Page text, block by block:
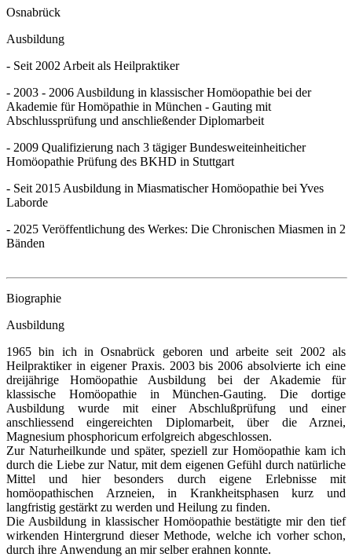
Osnabrück
Ausbildung
- Seit 2002 Arbeit als Heilpraktiker
- 2003 - 2006 Ausbildung in klassischer Homöopathie bei der
Akademie für Homöpathie in München - Gauting mit
Abschlussprüfung und anschließender Diplomarbeit
- 2009 Qualifizierung nach 3 tägiger Bundesweiteinheiticher
Homöopathie Prüfung des BKHD in Stuttgart
- Seit 2015 Ausbildung in Miasmatischer Homöopathie bei Yves
Laborde
- 2025 Veröffentlichung des Werkes: Die Chronischen Miasmen in 2
Bänden
Biographie
Ausbildung
1965 bin ich in Osnabrück geboren und arbeite seit 2002 als
Heilpraktiker in eigener Praxis. 2003 bis 2006 absolvierte ich eine
dreijährige Homöopathie Ausbildung bei der Akademie für
klassische Homöopathie in München-Gauting. Die dortige
Ausbildung wurde mit einer Abschlußprüfung und einer
anschliessend eingereichten Diplomarbeit, über die Arznei,
Magnesium phosphoricum erfolgreich abgeschlossen.
Zur Naturheilkunde und später, speziell zur Homöopathie kam ich
durch die Liebe zur Natur, mit dem eigenen Gefühl durch natürliche
Mittel und hier besonders durch eigene Erlebnisse mit
homöopathischen Arzneien, in Krankheitsphasen kurz und
langfristig gestärkt zu werden und Heilung zu finden.
Die Ausbildung in klassischer Homöopathie bestätigte mir den tief
wirkenden Hintergrund dieser Methode, welche ich vorher schon,
durch ihre Anwendung an mir selber erahnen konnte.